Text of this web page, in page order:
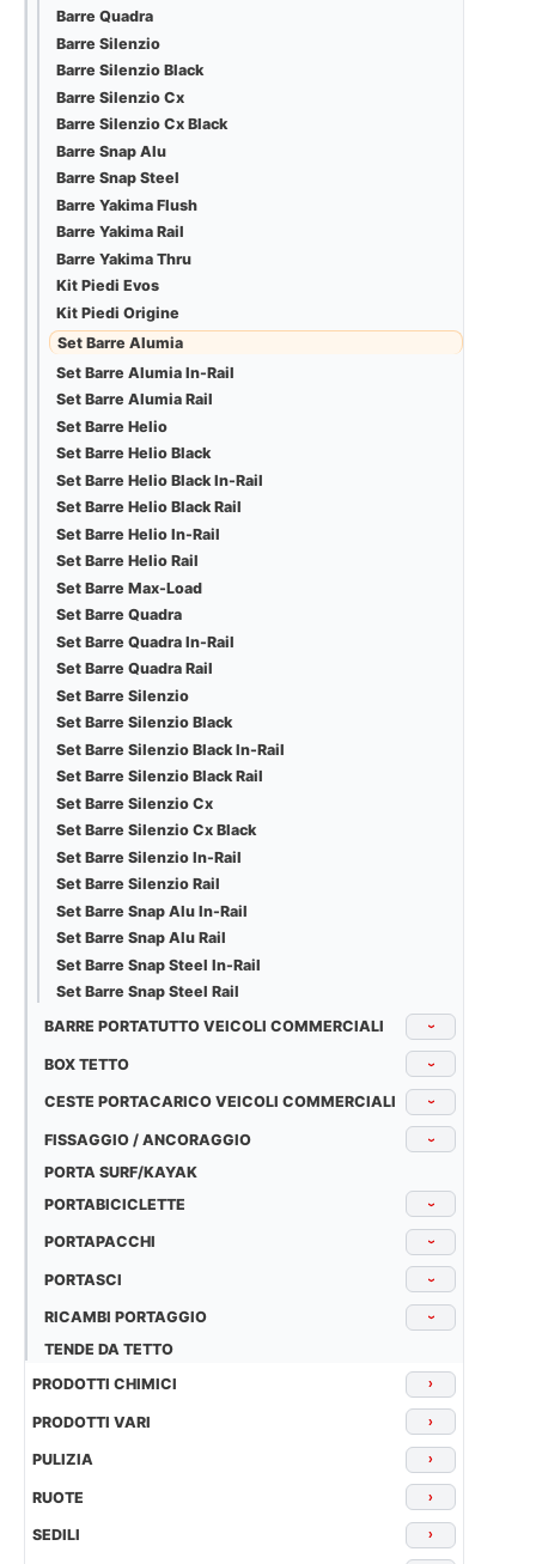
Barre Quadra
Barre Silenzio
Barre Silenzio Black
Barre Silenzio Cx
Barre Silenzio Cx Black
Barre Snap Alu
Barre Snap Steel
Barre Yakima Flush
Barre Yakima Rail
Barre Yakima Thru
Kit Piedi Evos
Kit Piedi Origine
Set Barre Alumia
Set Barre Alumia In-Rail
Set Barre Alumia Rail
Set Barre Helio
Set Barre Helio Black
Set Barre Helio Black In-Rail
Set Barre Helio Black Rail
Set Barre Helio In-Rail
Set Barre Helio Rail
Set Barre Max-Load
Set Barre Quadra
Set Barre Quadra In-Rail
Set Barre Quadra Rail
Set Barre Silenzio
Set Barre Silenzio Black
Set Barre Silenzio Black In-Rail
Set Barre Silenzio Black Rail
Set Barre Silenzio Cx
Set Barre Silenzio Cx Black
Set Barre Silenzio In-Rail
Set Barre Silenzio Rail
Set Barre Snap Alu In-Rail
Set Barre Snap Alu Rail
Set Barre Snap Steel In-Rail
Set Barre Snap Steel Rail
BARRE PORTATUTTO VEICOLI COMMERCIALI
›
BOX TETTO ›
CESTE PORTACARICO VEICOLI COMMERCIALI ›
FISSAGGIO / ANCORAGGIO ›
PORTA SURF/KAYAK
PORTABICICLETTE
›
PORTAPACCHI ›
PORTASCI ›
RICAMBI PORTAGGIO ›
TENDE DA TETTO
PRODOTTI CHIMICI
›
PRODOTTI VARI ›
PULIZIA ›
RUOTE ›
SEDILI ›